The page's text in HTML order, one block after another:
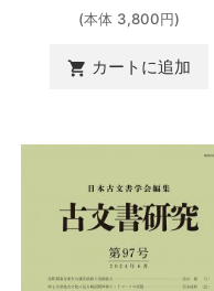
(本体 3,800円)
 カートに追加